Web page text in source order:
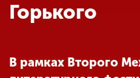
Горького
В рамках Второго